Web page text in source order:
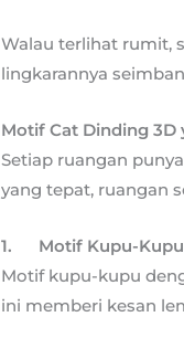
Walau terlihat rumit,
lingkarannya
Motif Cat Dinding 3D
Setiap ruangan
yang tepat, ruangan
1. Motif Kupu-
Motif kupu-kupu
ini memberi kesan